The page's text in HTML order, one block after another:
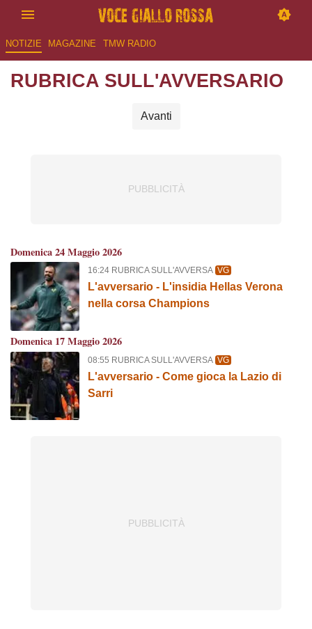
NOTIZIE MAGAZINE TMW RADIO
RUBRICA SULL'AVVERSARIO
Avanti
Domenica 24 Maggio 2026
16:24 RUBRICA SULL'AVVERSA VG
L'avversario - L'insidia Hellas Verona
nella corsa Champions
Domenica 17 Maggio 2026
08:55 RUBRICA SULL'AVVERSA VG
L'avversario - Come gioca la Lazio di
Sarri